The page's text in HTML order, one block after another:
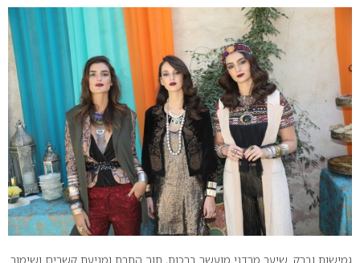
גמישות וברק. שיער מרדני מועשר ברכות, תוך התרת ומניעת קשרים ושימור